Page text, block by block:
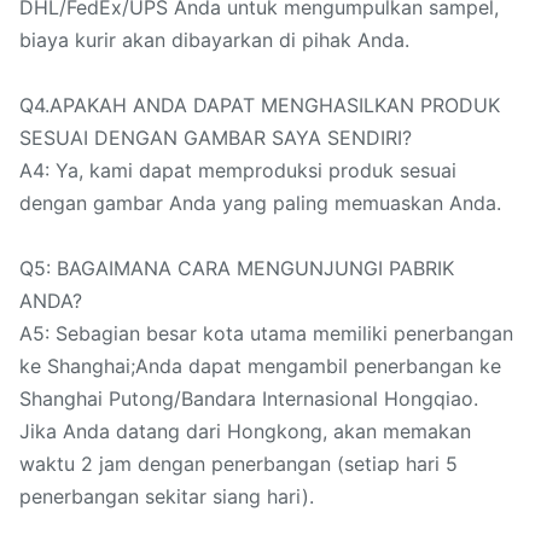
DHL/FedEx/UPS Anda untuk mengumpulkan sampel,
biaya kurir akan dibayarkan di pihak Anda.
Q4.APAKAH ANDA DAPAT MENGHASILKAN PRODUK
SESUAI DENGAN GAMBAR SAYA SENDIRI?
A4: Ya, kami dapat memproduksi produk sesuai
dengan gambar Anda yang paling memuaskan Anda.
Q5: BAGAIMANA CARA MENGUNJUNGI PABRIK
ANDA?
A5: Sebagian besar kota utama memiliki penerbangan
ke Shanghai;Anda dapat mengambil penerbangan ke
Shanghai Putong/Bandara Internasional Hongqiao.
Jika Anda datang dari Hongkong, akan memakan
waktu 2 jam dengan penerbangan (setiap hari 5
penerbangan sekitar siang hari).